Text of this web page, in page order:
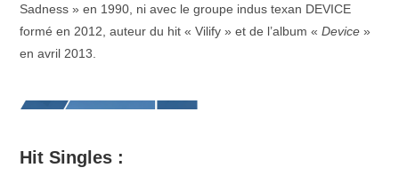
Sadness » en 1990, ni avec le groupe indus texan DEVICE
formé en 2012, auteur du hit « Vilify » et de l’album «Device »
en avril 2013.
Hit Singles :